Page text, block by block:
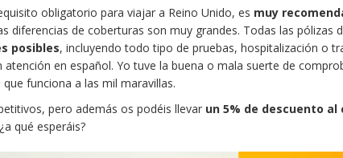
obligatorio para viajar a Reino Unido, es muy
diferencias de coberturas son muy grandes. Todas las pólizas
posibles, incluyendo todo tipo de pruebas, hospitalización o
atención en español. Yo tuve la buena o mala suerte de
funciona a las mil maravillas.
pero además os podéis llevar un 5% de descuento
¿a qué esperáis?